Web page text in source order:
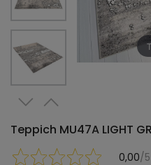
Teppich MU47A LIGHT
0,00/5